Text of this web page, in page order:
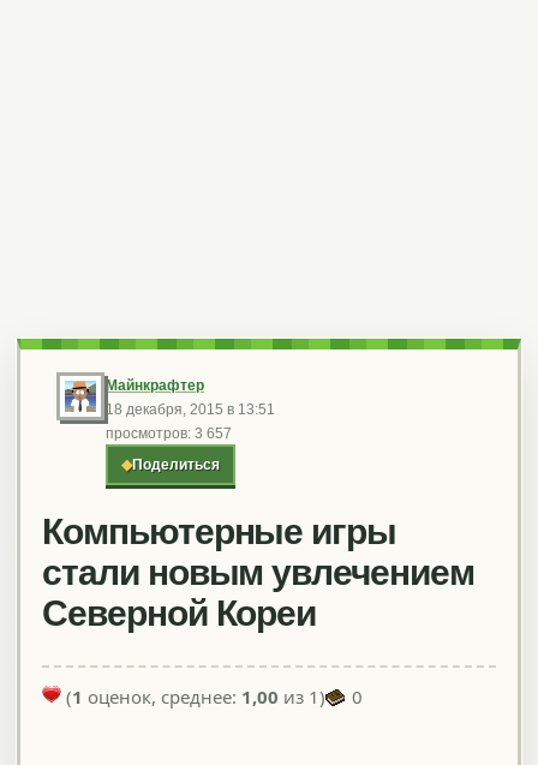
Майнкрафтер
18 декабря, 2015 в 13:51
просмотров: 3 657
◆Поделиться
Компьютерные игры
стали новым увлечением
Северной Кореи
(1 оценок, среднее: 1,00 из 1) 0